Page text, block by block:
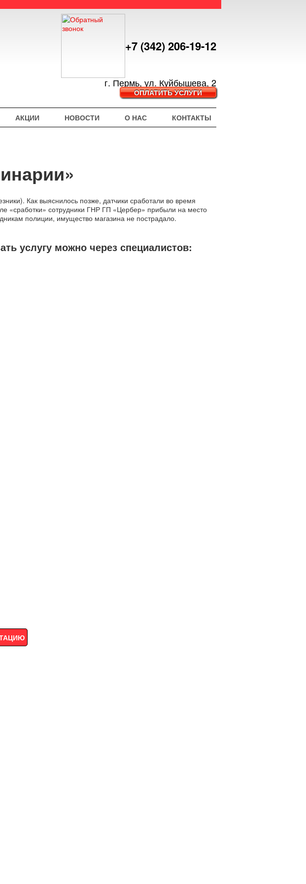
+7 (342) 206-19-12
г. Пермь, ул. Куйбышева, 2
ОПЛАТИТЬ УСЛУГИ
АКЦИИ НОВОСТИ О НАС КОНТАКТЫ
Как выяснилось позже, датчики сработали во время
«сработки» сотрудники ГНР ГП «Цербер» прибыли на место
полиции, имущество магазина не пострадало.
услугу можно через специалистов: